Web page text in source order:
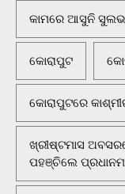
କାମରେ ଆସୁନି
କୋରାପୁଟ
କୋରାପୁଟରେ
ଖ୍ରୀଷ୍ଟମାସ
ପହଞ୍ଚିଲେ